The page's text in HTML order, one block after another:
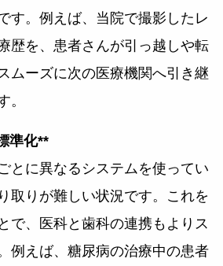
す。例えば、当院で撮影したレ
歴を、患者さんが引っ越しや転
ムーズに次の医療機関へ引き継
。
準化**
とに異なるシステムを使ってい
取りが難しい状況です。これを
で、医科と歯科の連携もよりス
例えば、糖尿病の治療中の患者